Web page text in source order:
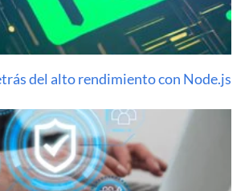
del alto rendimiento con Node.js